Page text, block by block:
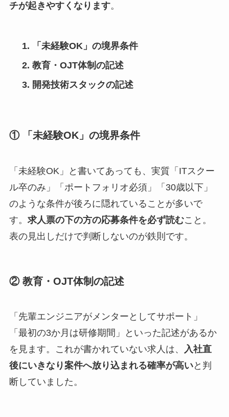
チが起きやすくなります。
「未経験OK」の境界条件
教育・OJT体制の記述
開発技術スタックの記述
① 「未経験OK」の境界条件
「未経験OK」と書いてあっても、実質「ITスクー
ル卒のみ」「ポートフォリオ必須」「30歳以下」
のような条件が後ろに隠れていることが多いで
す。 求人票の下の方の応募条件を必ず読むこと。
表の見出しだけで判断しないのが鉄則です。
② 教育・OJT体制の記述
「先輩エンジニアがメンターとしてサポート」
「最初の3か月は研修期間」といった記述があるか
を見ます。これが書かれていない求人は、
入社直
後にいきなり案件へ放り込まれる確率が高いと判
断していました。